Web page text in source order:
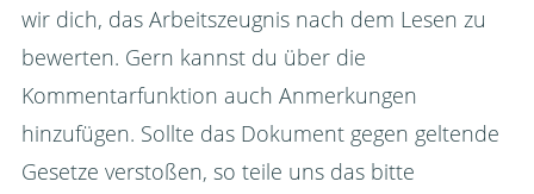
wir dich, das Arbeitszeugnis nach dem Lesen zu
bewerten. Gern kannst du über die
Kommentarfunktion auch Anmerkungen
hinzufügen. Sollte das Dokument gegen geltende
Gesetze verstoßen, so teile uns das bitte